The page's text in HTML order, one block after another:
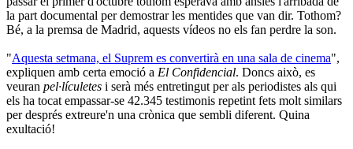
la part documental per demostrar les mentides que van dir. Tothom?
Bé, a la premsa de Madrid, aquests vídeos no els fan perdre la son.
"Aquesta setmana, el Suprem es convertirà en una sala de cinema",
expliquen amb certa emoció a El Confidencial. Doncs això, es
veuran pel·lículetes i serà més entretingut per als periodistes als qui
els ha tocat empassar-se 42.345 testimonis repetint fets molt similars
per després extreure'n una crònica que sembli diferent. Quina
exultació!